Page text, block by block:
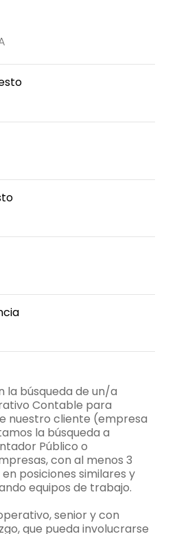
la búsqueda de un/a
Contable para
nuestro cliente (empresa
la búsqueda a
Público o
con al menos 3
posiciones similares y
equipos de trabajo.
senior y con
que pueda involucrarse